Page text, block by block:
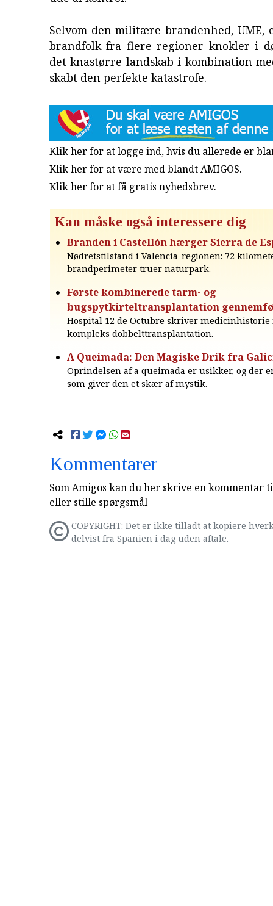
Selvom den militære brandenhed, UME,
brandfolk fra flere regioner knokler i
det knastørre landskab i kombination
skabt den perfekte katastrofe.
Klik her for at logge ind, hvis du allerede er
Klik her for at være med blandt AMIGOS.
Klik her for at få gratis nyhedsbrev.
Kan måske også interessere dig
Branden i Castellón hærger Sierra de
Nødretstilstand i Valencia-regionen: 72
brandperimeter truer naturpark.
Første kombinerede tarm- og
bugspytkirteltransplantation
Hospital 12 de Octubre skriver medicinhistorie
kompleks dobbelttransplantation.
A Queimada: Den Magiske Drik fra
Oprindelsen af a queimada er usikker, og der
som giver den et skær af mystik.
Kommentarer
Som Amigos kan du her skrive en kommentar
eller stille spørgsmål
COPYRIGHT: Det er ikke tilladt at kopiere
delvist fra Spanien i dag uden aftale.